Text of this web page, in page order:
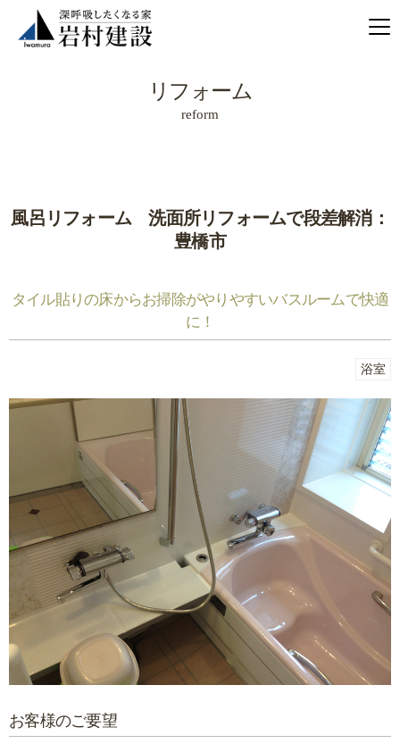
リフォーム
reform
風呂リフォーム 洗面所リフォームで段差解消：
豊橋市
タイル貼りの床からお掃除がやりやすいバスルームで快適
に！
浴室
お客様のご要望